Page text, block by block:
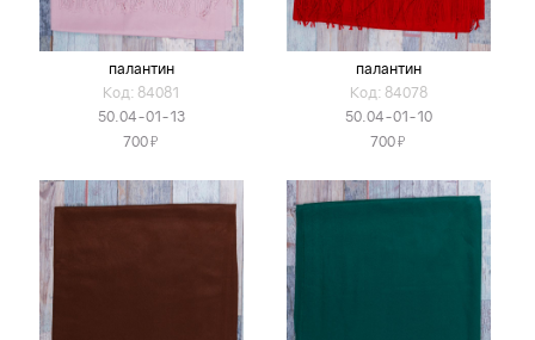
палантин
Код: 84081
50.04-01-13
700Я
палантин
Код: 84078
50.04-01-10
700Я